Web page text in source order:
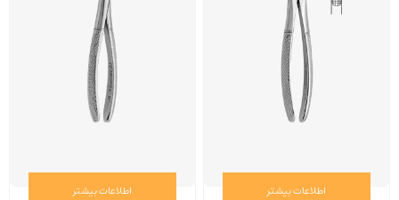
اطلاعات بیشتر اطلاعات بیشتر